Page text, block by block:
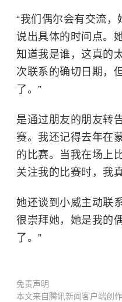
“我们偶尔会有交流
说出具体的时间点。
知道我是谁，这真的
次联系的确切日期，
了。”
是通过朋友的朋友转
赛。我还记得去年在
的比赛。当我在场上
关注我的比赛时，我
她还谈到小威主动联
很崇拜她，她是我的
了。”
免责声明
本文来自腾讯新闻客户端创